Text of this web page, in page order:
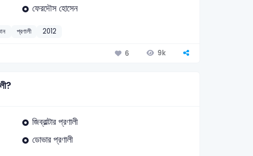
ফেরদৌস হোসেন
প্রণালী 2012
6 9k
জিব্রাল্টার প্রণালী
ডোভার প্রণালী